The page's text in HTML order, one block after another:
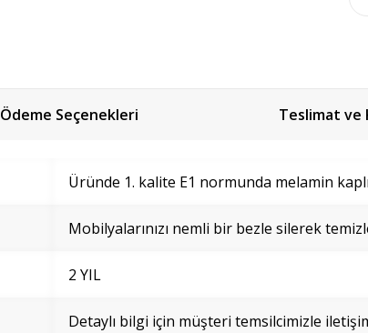
Ödeme Seçenekleri Teslimat ve
Üründe 1. kalite E1 normunda melamin
Mobilyalarınızı nemli bir bezle silerek
2 YIL
Detaylı bilgi için müşteri temsilcimizle